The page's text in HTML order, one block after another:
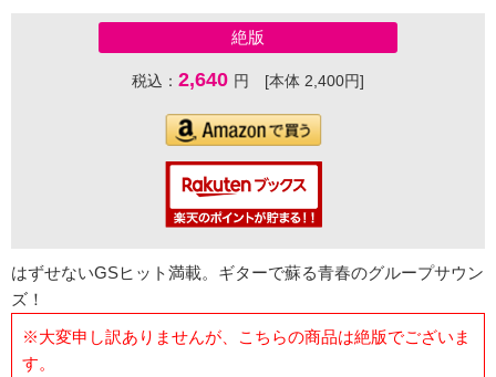
絶版
税込： 2,640 円 [本体 2,400円]
はずせないGSヒット満載。ギターで蘇る青春のグループサウン
ズ！
※大変申し訳ありませんが、こちらの商品は絶版でございま
す。